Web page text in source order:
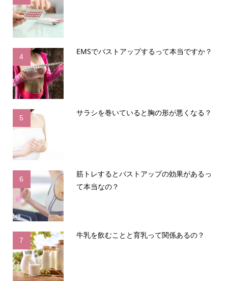
4
EMSでバストアップするって本当ですか？
5
サラシを巻いていると胸の形が悪くなる？
6
筋トレするとバストアップの効果があるっ
て本当なの？
7
牛乳を飲むことと育乳って関係あるの？